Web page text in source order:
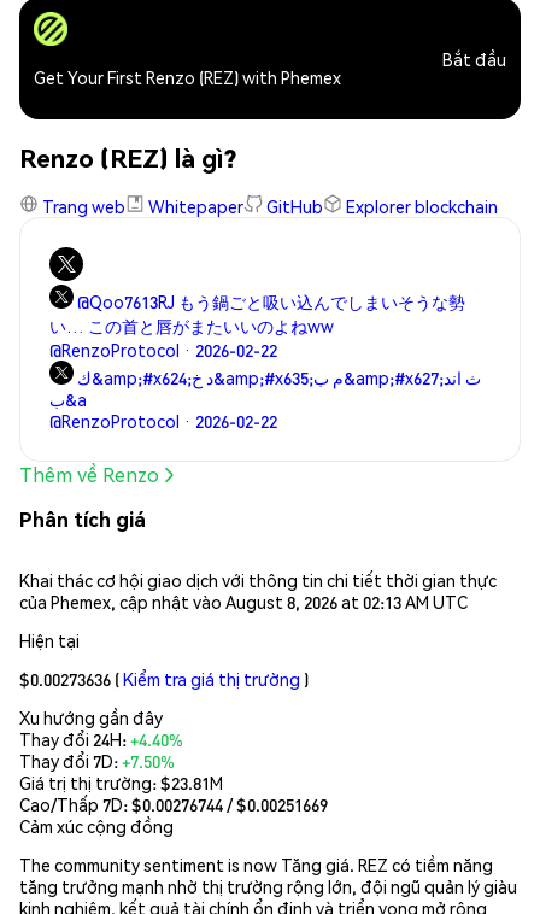
Get Your First Renzo (REZ) with Phemex
Bắt đầu
Renzo (REZ) là gì?
Trang web Whitepaper GitHub Explorer blockchain
@Qoo7613RJ もう鍋ごと吸い込んでしまいそうな勢
い… この首と唇がまたいいのよねww
@RenzoProtocol · 2026-02-22
ك&amp;#x624;د خ&amp;#x635;م ب&amp;#x627;ث اند
ب&a
@RenzoProtocol · 2026-02-22
Thêm về Renzo
Phân tích giá
Khai thác cơ hội giao dịch với thông tin chi tiết thời gian thực
của Phemex, cập nhật vào August 8, 2026 at 02:13 AM UTC
Hiện tại
$0.00273636 (Kiểm tra giá thị trường )
Xu hướng gần đây
Thay đổi 24H:+4.40%
Thay đổi 7D:+7.50%
Giá trị thị trường:$23.81M
Cao/Thấp 7D: $0.00276744/ $0.00251669
Cảm xúc cộng đồng
The community sentiment is now Tăng giá. REZ có tiềm năng
tăng trưởng mạnh nhờ thị trường rộng lớn, đội ngũ quản lý giàu
kinh nghiệm, kết quả tài chính ổn định và triển vọng mở rộng